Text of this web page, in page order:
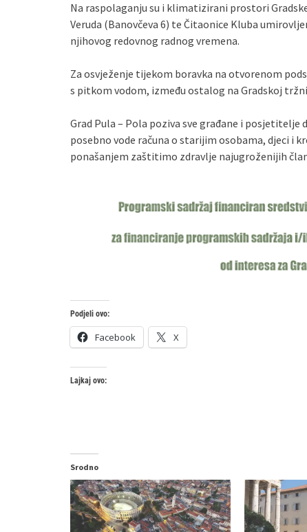
Na raspolaganju su i klimatizirani prostori
Veruda (Banovčeva 6) te Čitaonice Kluba
njihovog redovnog radnog vremena.
Za osvježenje tijekom boravka na otvorenom
s pitkom vodom, između ostalog na Gradskoj
Grad Pula – Pola poziva sve građane i
posebno vode računa o starijim osobama, djeci i
ponašanjem zaštitimo zdravlje najugroženijih
Podjeli ovo:
Facebook X
Lajkaj ovo:
Srodno